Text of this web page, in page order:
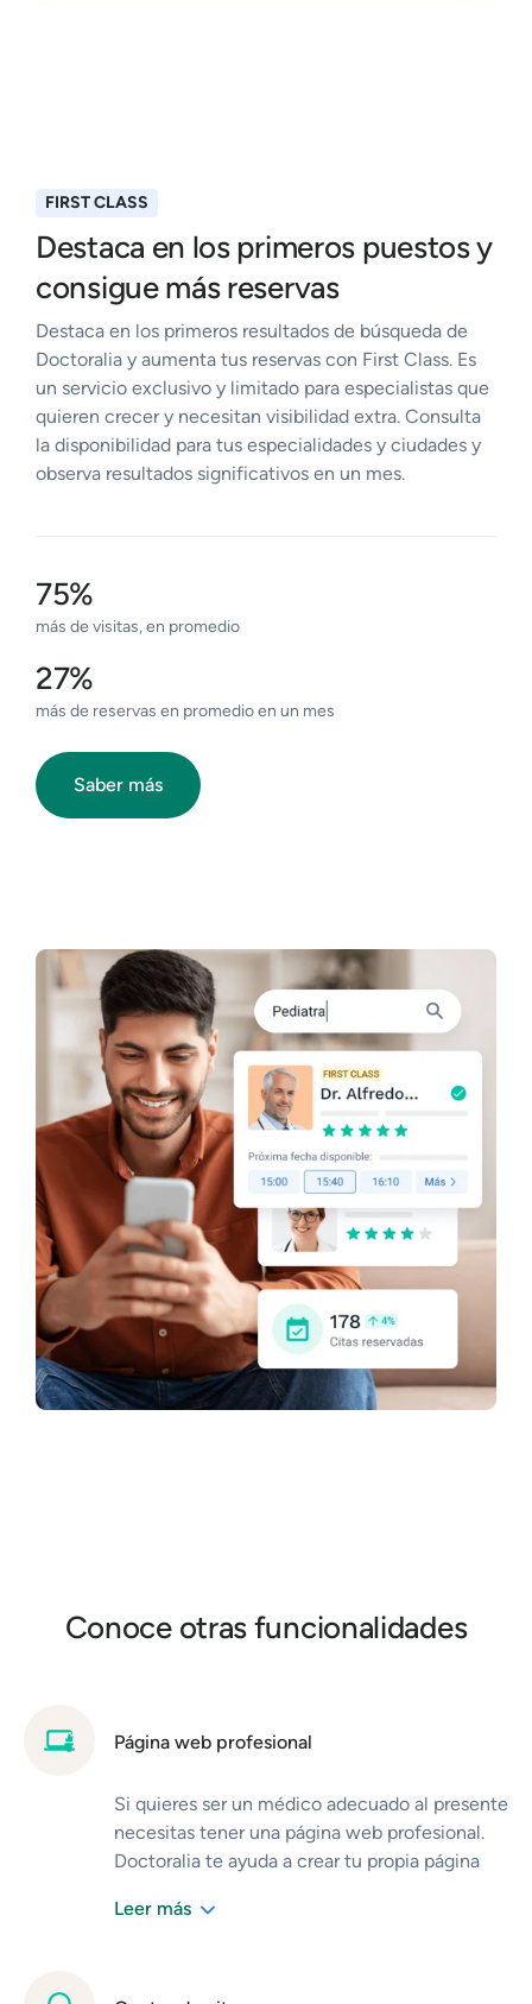
FIRST CLASS
Destaca en los primeros puestos y
consigue más reservas
Destaca en los primeros resultados de búsqueda de
Doctoralia y aumenta tus reservas con First Class. Es
un servicio exclusivo y limitado para especialistas que
quieren crecer y necesitan visibilidad extra. Consulta
la disponibilidad para tus especialidades y ciudades y
observa resultados significativos en un mes.
75%
más de visitas, en promedio
27%
más de reservas en promedio en un mes
Saber más
Conoce otras funcionalidades
Página web profesional
Si quieres ser un médico adecuado al presente
necesitas tener una página web profesional.
Doctoralia te ayuda a crear tu propia página
las plantillas que hemos diseñado
Leer más